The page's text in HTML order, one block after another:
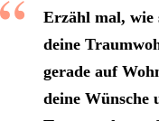
Erzähl mal, wie
deine
gerade auf
deine Wünsche